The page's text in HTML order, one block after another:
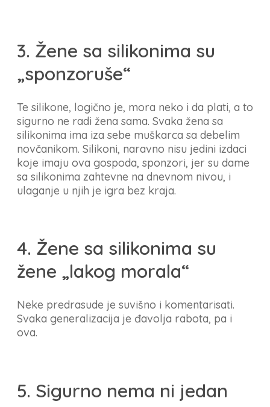
3. Žene sa silikonima su
„sponzoruše“
Te silikone, logično je, mora neko i da plati, a to
sigurno ne radi žena sama. Svaka žena sa
silikonima ima iza sebe muškarca sa debelim
novčanikom. Silikoni, naravno nisu jedini izdaci
koje imaju ova gospoda, sponzori, jer su dame
sa silikonima zahtevne na dnevnom nivou, i
ulaganje u njih je igra bez kraja.
4. Žene sa silikonima su
žene „lakog morala“
Neke predrasude je suvišno i komentarisati.
Svaka generalizacija je đavolja rabota, pa i
ova.
5. Sigurno nema ni jedan